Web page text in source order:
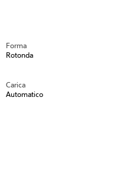
Forma
Rotonda
Carica
Automatico